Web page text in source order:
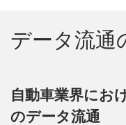
データ流通
自動車業界にお
のデータ流通